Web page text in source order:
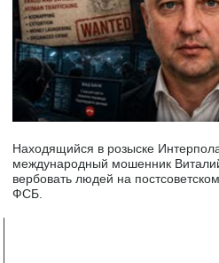
Находящийся в розыске
международный мошенник
вербовать людей на
ФСБ.